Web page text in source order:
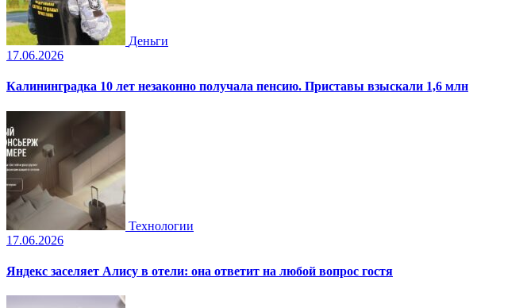
Деньги
17.06.2026
Калининградка 10 лет незаконно получала пенсию. Приставы взыскали 1,6 млн
Технологии
17.06.2026
Яндекс заселяет Алису в отели: она ответит на любой вопрос гостя